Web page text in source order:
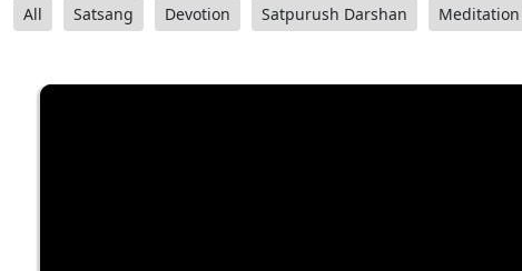
All Satsang Devotion Satpurush Darshan Meditation